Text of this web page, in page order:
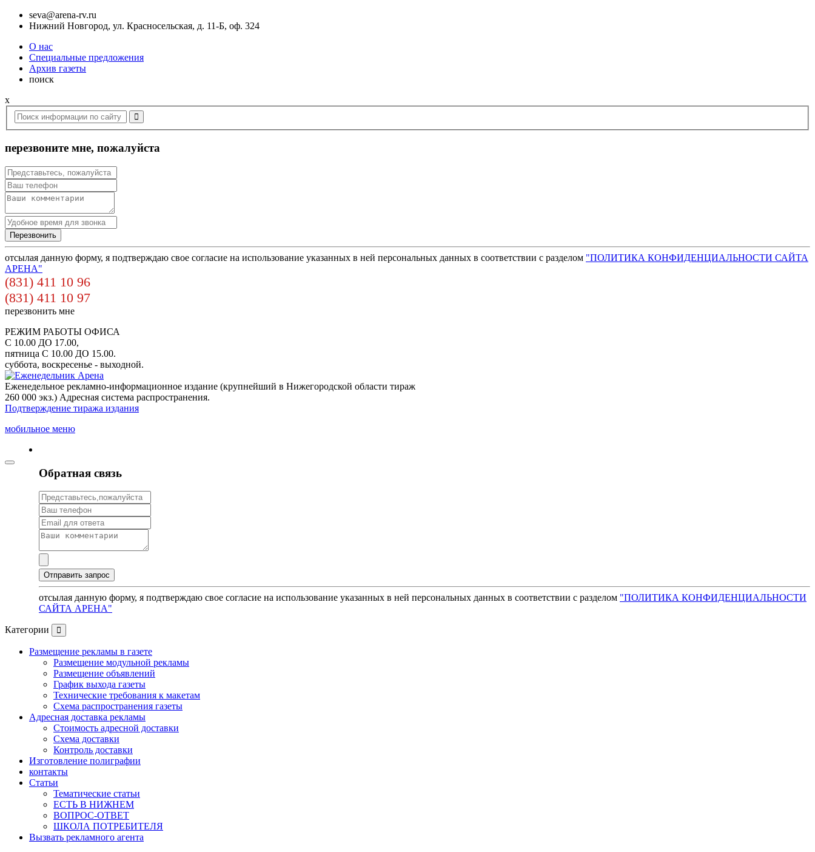
seva@arena-rv.ru
Нижний Новгород, ул. Красносельская, д. 11-Б, оф. 324
О нас
Специальные предложения
Архив газеты
поиск
x
перезвоните мне, пожалуйста
отсылая данную форму, я подтверждаю свое согласие на использование указанных в ней персональных данных в соответствии с разделом "ПОЛИТИКА КОНФИДЕНЦИАЛЬНОСТИ САЙТА
АРЕНА"
(831) 411 10 96
(831) 411 10 97
перезвонить мне
РЕЖИМ РАБОТЫ ОФИСА
С 10.00 ДО 17.00,
пятница С 10.00 ДО 15.00.
суббота, воскресенье - выходной.
Еженедельное рекламно-информационное издание (крупнейший в Нижегородской области тираж
260 000 экз.) Адресная система распространения.
Подтверждение тиража издания
мобильное меню
Обратная связь
отсылая данную форму, я подтверждаю свое согласие на использование указанных в ней персональных данных в соответствии с разделом "ПОЛИТИКА КОНФИДЕНЦИАЛЬНОСТИ
САЙТА АРЕНА"
Категории
Размещение рекламы в газете
Размещение модульной рекламы
Размещение объявлений
График выхода газеты
Технические требования к макетам
Схема распространения газеты
Адресная доставка рекламы
Стоимость адресной доставки
Схема доставки
Контроль доставки
Изготовление полиграфии
контакты
Статьи
Тематические статьи
ЕСТЬ В НИЖНЕМ
ВОПРОС-ОТВЕТ
ШКОЛА ПОТРЕБИТЕЛЯ
Вызвать рекламного агента